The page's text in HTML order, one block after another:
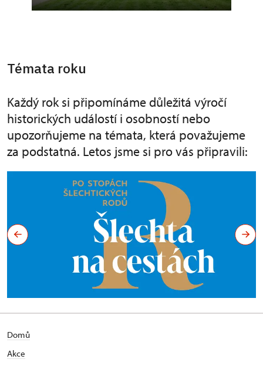
Témata roku
Každý rok si připomínáme důležitá výročí
historických událostí i osobností nebo
upozorňujeme na témata, která považujeme
za podstatná. Letos jsme si pro vás připravili:
Domů
Akce